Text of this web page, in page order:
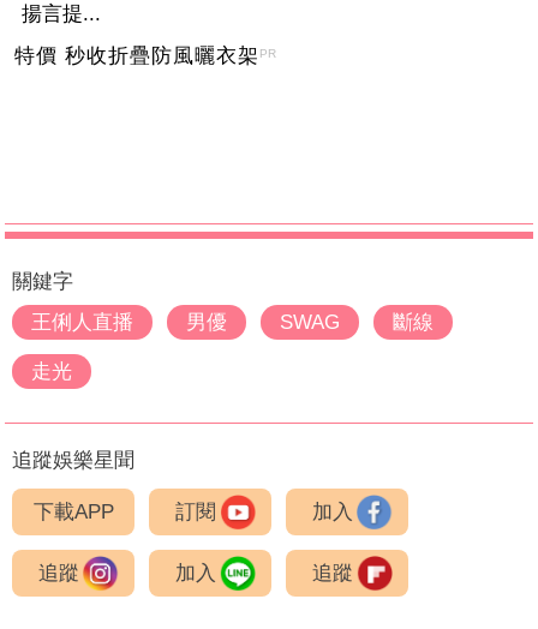
揚言提...
特價 秒收折疊防風曬衣架 PR
關鍵字
王俐人直播
男優 SWAG 斷線
走光
追蹤娛樂星聞
下載APP 訂閱 加入
追蹤 加入 追蹤